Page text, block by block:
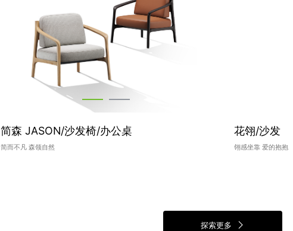
简森 JASON/沙发椅/办公桌
简而不凡 森领自然
花翎/沙发
翎感坐靠 爱的抱抱
探索更多